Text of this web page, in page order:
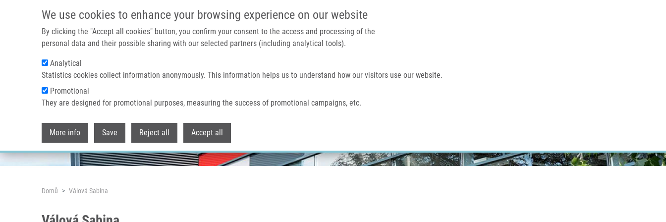
We use cookies to enhance your browsing experience on our website
By clicking the "Accept all cookies" button, you confirm your consent to the access and processing of the
personal data and their possible sharing with our selected partners (including analytical tools).
Analytical
Statistics cookies collect information anonymously. This information helps us to understand how our visitors use our website.
Promotional
They are designed for promotional purposes, measuring the success of promotional campaigns, etc.
More info Save Reject all Accept all
IMTM PORTÁL
Domů O nás
Header image
Drobečková navigace
Domů Válová Sabina